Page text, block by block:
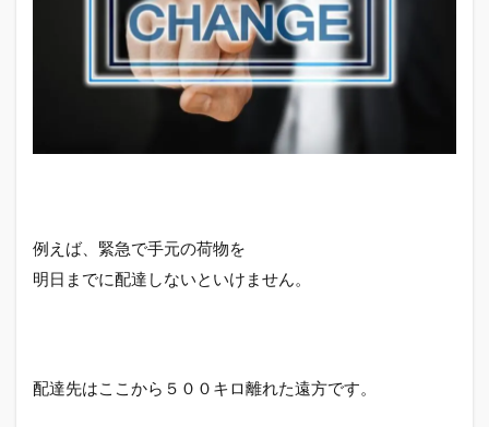
例えば、緊急で手元の荷物を
明日までに配達しないといけません。
配達先はここから５００キロ離れた遠方です。